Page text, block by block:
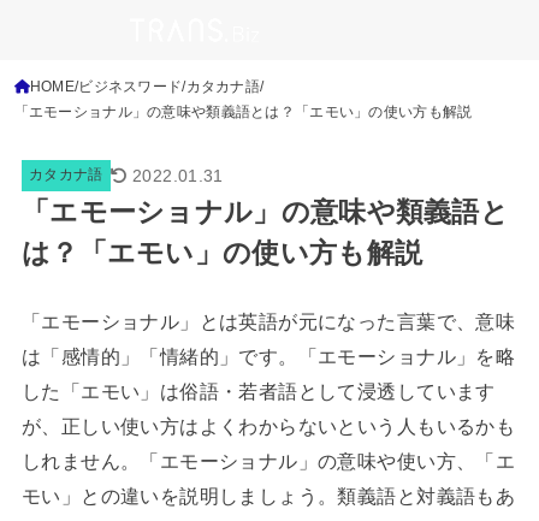
HOME ビジネスワード カタカナ語
「エモーショナル」の意味や類義語とは？「エモい」の使い方も解説
カタカナ語 2022.01.31
「エモーショナル」の意味や類義語と
は？「エモい」の使い方も解説
「エモーショナル」とは英語が元になった言葉で、意味
は「感情的」「情緒的」です。「エモーショナル」を略
した「エモい」は俗語・若者語として浸透しています
が、正しい使い方はよくわからないという人もいるかも
しれません。「エモーショナル」の意味や使い方、「エ
モい」との違いを説明しましょう。類義語と対義語もあ